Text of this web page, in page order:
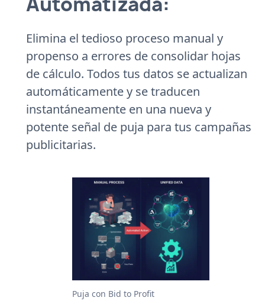
Elimina el tedioso proceso manual y
propenso a errores de consolidar hojas
de cálculo. Todos tus datos se actualizan
automáticamente y se traducen
instantáneamente en una nueva y
potente señal de puja para tus campañas
publicitarias.
Puja con Bid to Profit